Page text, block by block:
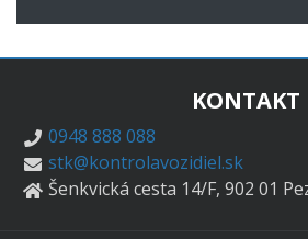
KONTAKT
0948 888 088
stk@kontrolavozidiel.sk
Šenkvická cesta 14/F, 902 01